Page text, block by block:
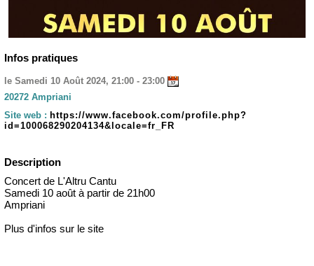
Infos pratiques
le Samedi 10 Août 2024, 21:00 - 23:00
20272 Ampriani
Site web : https://www.facebook.com/profile.php?
id=100068290204134&locale=fr_FR
Description
Concert de L'Altru Cantu
Samedi 10 août à partir de 21h00
Ampriani
Plus d'infos sur le site